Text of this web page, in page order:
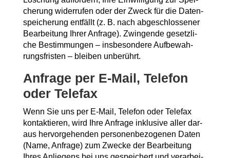
che­rung wider­ru­fen oder der Zweck für die Daten­
spei­che­rung ent­fällt (z. B. nach abge­schlos­se­ner
Bear­bei­tung Ihrer Anfra­ge). Zwin­gen­de gesetz­li­
che Bestim­mun­gen – ins­be­son­de­re Auf­be­wah­
rungs­fris­ten – blei­ben unberührt.
Anfra­ge per E‑Mail, Tele­fon
oder Telefax
Wenn Sie uns per E‑Mail, Tele­fon oder Tele­fax
kon­tak­tie­ren, wird Ihre Anfra­ge inklu­si­ve aller dar­
aus her­vor­ge­hen­den per­so­nen­be­zo­ge­nen Daten
(Name, Anfra­ge) zum Zwe­cke der Bear­bei­tung